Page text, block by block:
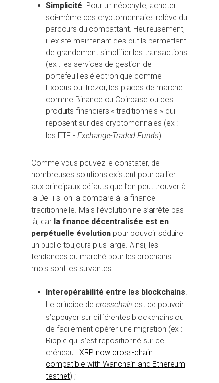
Simplicité . Pour un néophyte, acheter
soi-même des cryptomonnaies relève du
parcours du combattant. Heureusement,
il existe maintenant des outils permettant
de grandement simplifier les transactions
(ex : les services de gestion de
portefeuilles électronique comme
Exodus ou Trezor, les places de marché
comme Binance ou Coinbase ou des
produits financiers « traditionnels » qui
reposent sur des cryptomonnaies (ex :
les ETF - Exchange-Traded Funds).
Comme vous pouvez le constater, de
nombreuses solutions existent pour pallier
aux principaux défauts que l’on peut trouver à
la DeFi si on la compare à la finance
traditionnelle. Mais l’évolution ne s’arrête pas
là, car la finance décentralisée est en
perpétuelle évolution pour pouvoir séduire
un public toujours plus large. Ainsi, les
tendances du marché pour les prochains
mois sont les suivantes :
Interopérabilité entre les blockchains
Le principe de crosschain est de pouvoir
s’appuyer sur différentes blockchains ou
de facilement opérer une migration (ex :
Ripple qui s’est repositionné sur ce
créneau : XRP now cross-chain
compatible with Wanchain and Ethereum
testnet) ;